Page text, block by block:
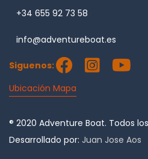
+34 655 92 73 58
info@adventureboat.es
Siguenos:
Ubicación Mapa
® 2020 Adventure Boat. Todos
Desarrollado por: Juan Jose Aos